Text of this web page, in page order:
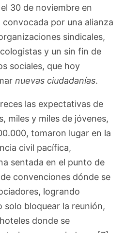
30 de noviembre en
convocada por una alianza
sindicales,
y un sin fin de
sociales, que hoy
nuevas ciudadanías.
las expectativas de
miles y miles de jóvenes,
tomaron lugar en la
civil pacífica,
sentada en el punto de
convenciones dónde se
logrando
solo bloquear la reunión,
donde se